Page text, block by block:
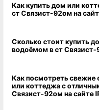
Как купить дом или коттедж с отличным
ст Связист-92ом на
Сколько стоит купить дома
водоёмом в ст Связист-
Как посмотреть
или коттеджа с отличным ремонтом в ст
Связист-92ом на сайте